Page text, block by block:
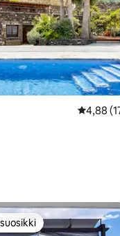
4,88
parhaimmistoa